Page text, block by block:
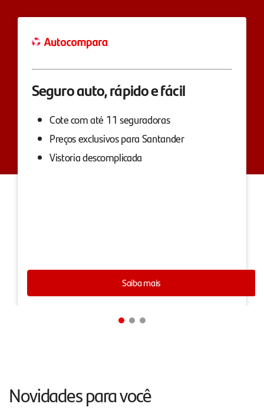
Seguro auto, rápido e fácil
Cote com até 11 seguradoras
Preços exclusivos para Santander
Vistoria descomplicada
Saiba mais
Novidades para você